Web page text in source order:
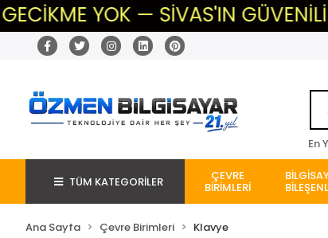
YOK — SİVAS'IN GÜVENİLİR
En
TÜM KATEGORİLER ÇEVRE
BİRİMLERİ
Ana Sayfa Çevre Birimleri Klavye